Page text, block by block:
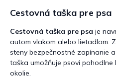
Cestovná taška pre psa
Cestovná taška pre psa je
autom vlakom alebo lietadlom.
steny bezpečnostné zapínanie
taška umožňuje psovi
okolie.